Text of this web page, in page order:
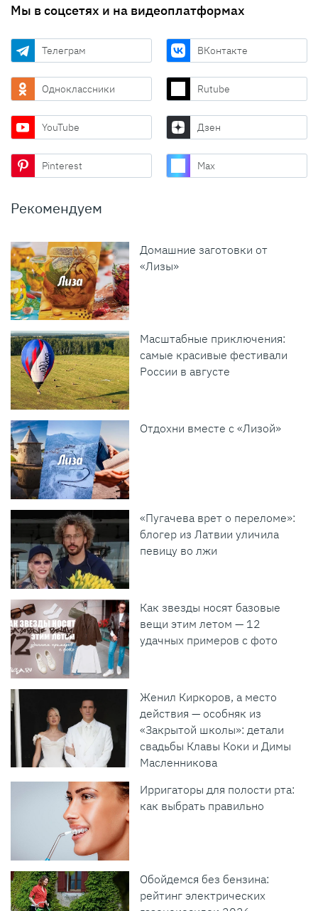
Мы в соцсетях и на видеоплатформах
Телеграм ВКонтакте
Одноклассники Rutube
YouTube Дзен
Pinterest Max
Рекомендуем
Домашние заготовки от
«Лизы»
Масштабные приключения:
самые красивые фестивали
России в августе
Отдохни вместе с «Лизой»
«Пугачева врет о переломе»:
блогер из Латвии уличила
певицу во лжи
Как звезды носят базовые
вещи этим летом — 12
удачных примеров с фото
Женил Киркоров, а место
действия — особняк из
«Закрытой школы»: детали
свадьбы Клавы Коки и Димы
Масленникова
Ирригаторы для полости рта:
как выбрать правильно
Обойдемся без бензина:
рейтинг электрических